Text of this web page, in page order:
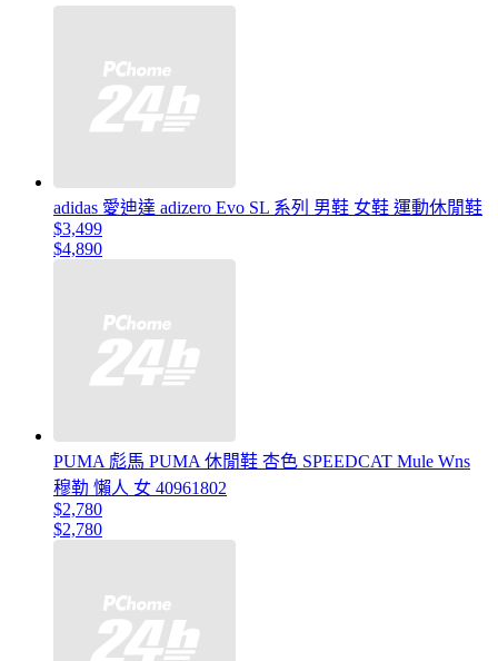
adidas 愛迪達 adizero Evo SL 系列 男鞋 女鞋 運動休閒鞋
$3,499
$4,890
PUMA 彪馬 PUMA 休閒鞋 杏色 SPEEDCAT Mule Wns
穆勒 懶人 女 40961802
$2,780
$2,780